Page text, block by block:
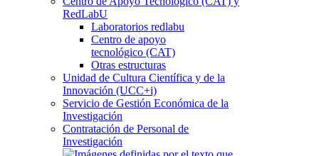
RedLabU
Laboratorios redlabu
Centro de apoyo
tecnológico (CAT)
Otras estructuras
Unidad de Cultura Científica y de la
Innovación (UCC+i)
Servicio de Gestión Económica de la
Investigación
Contratación de Personal de
Investigación